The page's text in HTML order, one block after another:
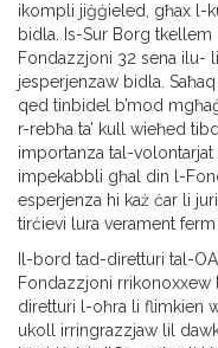
ikompli jiġġieled, għax l-
bidla. Is-Sur Borg
Fondazzjoni 32 sena ilu-
jesperjenzaw bidla.
qed tinbidel b’mod
r-rebħa ta’ kull wieħed
importanza tal-
impekabbli għal din l-
esperjenza hi każ ċar li
tirċievi lura verament ferm
Il-bord tad-diretturi tal-
Fondazzjoni rrikonoxxew
diretturi l-oħra li flimkien
ukoll irringrazzjaw lil